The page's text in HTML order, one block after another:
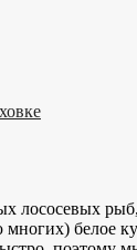
лососевых
белое